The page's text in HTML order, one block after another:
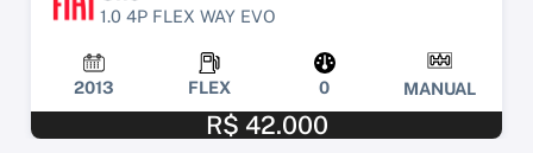
1.0 4P FLEX WAY EVO
2013 FLEX 0 MANUAL
R$ 42.000